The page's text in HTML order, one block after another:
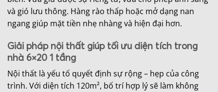
và gió lưu thông. Hàng rào thấp hoặc mở dạng nan
ngang giúp mặt tiền nhẹ nhàng và hiện đại hơn.
Giải pháp nội thất giúp tối ưu diện tích trong
nhà 6×20 1 tầng
Nội thất là yếu tố quyết định sự rộng – hẹp của công
trình. Với diện tích 120m², bố trí hợp lý sẽ làm không